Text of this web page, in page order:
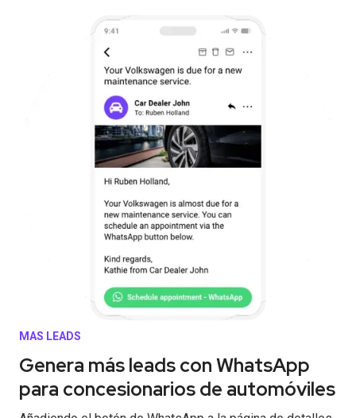
MAS LEADS
Genera más leads con WhatsApp
para concesionarios de automóviles